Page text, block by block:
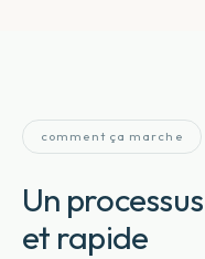
comment ça marche
Un processus
et rapide